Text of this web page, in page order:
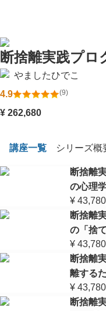
断捨離実践プロ
やましたひでこ
4.9
(9)
¥ 262,680
講座一覧 シリーズ概
断捨離
の心理
¥ 43,780
断捨離
の「捨
¥ 43,780
断捨離
離する
¥ 43,780
断捨離